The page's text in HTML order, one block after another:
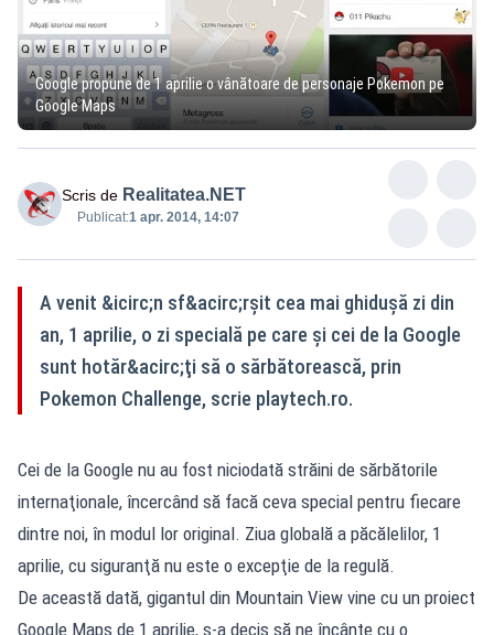
Google propune de 1 aprilie o vânătoare de personaje Pokemon pe
Google Maps
Scris de Realitatea.NET
Publicat:1 apr. 2014, 14:07
A venit &icirc;n sf&acirc;rşit cea mai ghiduşă zi din
an, 1 aprilie, o zi specială pe care şi cei de la Google
sunt hotăr&acirc;ţi să o sărbătorească, prin
Pokemon Challenge, scrie playtech.ro.
Cei de la Google nu au fost niciodată străini de sărbătorile
internaţionale, încercând să facă ceva special pentru fiecare
dintre noi, în modul lor original. Ziua globală a păcălelilor, 1
aprilie, cu siguranţă nu este o excepţie de la regulă.
De această dată, gigantul din Mountain View vine cu un proiect
Google Maps de 1 aprilie, s-a decis să ne încânte cu o